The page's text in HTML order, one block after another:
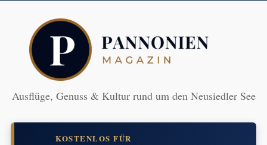
Ausflüge, Genuss & Kultur rund um den Neusiedler See
KOSTENLOS FÜR